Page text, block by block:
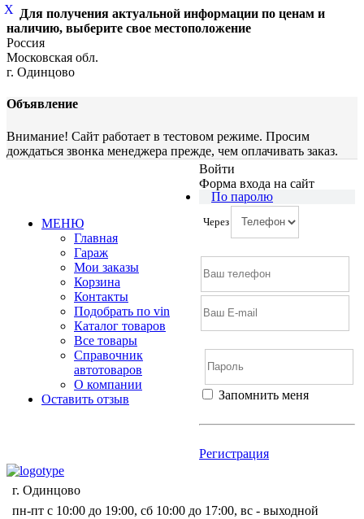
X Для получения актуальной информации по ценам и
наличию, выберите свое местоположение
Россия
Московская обл.
г. Одинцово
Объявление
Внимание! Сайт работает в тестовом режиме. Просим
дождаться звонка менеджера прежде, чем оплачивать заказ.
МЕНЮ
Главная
Гараж
Мои заказы
Корзина
Контакты
Подобрать по vin
Каталог товаров
Все товары
Справочник
автотоваров
О компании
Оставить отзыв
Войти
Форма входа на сайт
По паролю
Через
Запомнить меня
Регистрация
г. Одинцово
пн-пт с 10:00 до 19:00, сб 10:00 до 17:00, вс - выходной